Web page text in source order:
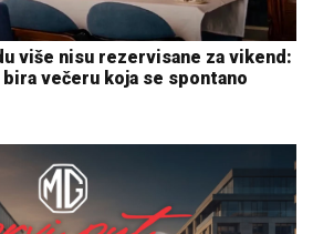
više nisu rezervisane za vikend:
večeru koja se spontano